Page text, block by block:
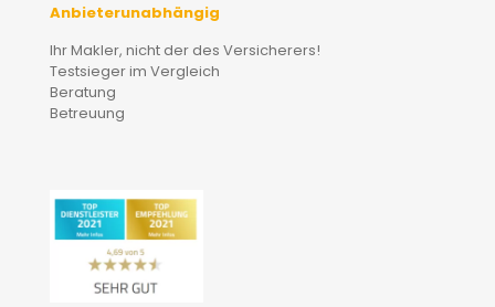
Anbieterunabhängig
Ihr Makler, nicht der des Versicherers!
Testsieger im Vergleich
Beratung
Betreuung